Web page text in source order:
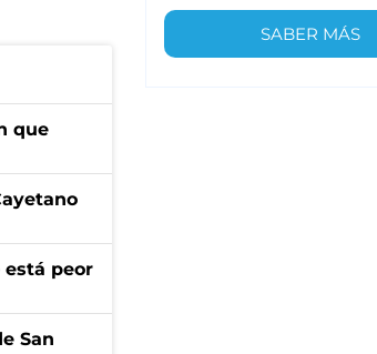
que
peor
San
SABER MÁS